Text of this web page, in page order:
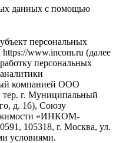
данных с помощью
персональных
www.incom.ru (далее
персональных
компанией ООО
г. Муниципальный
д. 16), Союзу
«ИНКОМ-
105318, г. Москва, ул.
условиями.